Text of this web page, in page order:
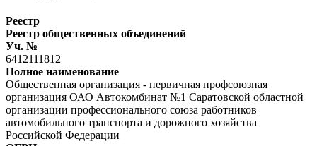
Реестр
Реестр общественных объединений
Уч. №
6412111812
Полное наименование
Общественная организация - первичная профсоюзная
организация ОАО Автокомбинат №1 Саратовской областной
организации профессионального союза работников
автомобильного транспорта и дорожного хозяйства
Российской Федерации